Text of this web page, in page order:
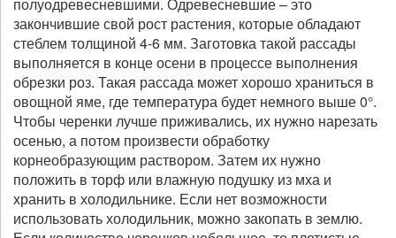
закончившие свой рост растения, которые обладают
стеблем толщиной 4-6 мм. Заготовка такой рассады
выполняется в конце осени в процессе выполнения
обрезки роз. Такая рассада может хорошо храниться в
овощной яме, где температура будет немного выше 0°.
Чтобы черенки лучше приживались, их нужно нарезать
осенью, а потом произвести обработку
корнеобразующим раствором. Затем их нужно
положить в торф или влажную подушку из мха и
хранить в холодильнике. Если нет возможности
использовать холодильник, можно закопать в землю.